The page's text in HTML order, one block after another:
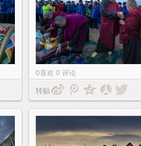
0喜欢 0 评论
转贴